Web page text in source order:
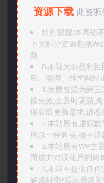
资源下载 此资
特别提醒:本网站
下大部分资源包括
新
0.本站为非盈利
集、整理、维护网站
1.免费资源为第
接失效,会及时更新,
服获取更新需求,请悉
2.本站所有虚拟
所以一经购买,概不退
3.本站所有WP主
而成并对汉化后的简
4.本站不提供任
解或解密/后续升级